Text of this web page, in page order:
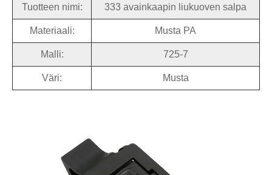
Tuotteen nimi: 333 avainkaapin liukuoven salpa
Materiaali: Musta PA
Malli: 725-7
Väri: Musta